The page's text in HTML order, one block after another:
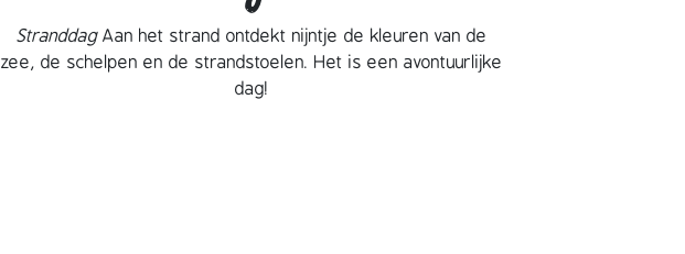
StranddagAan het strand ontdekt nijntje de kleuren van de
zee, de schelpen en de strandstoelen. Het is een avontuurlijke
dag!